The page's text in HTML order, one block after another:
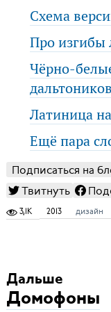
Схема
Про изгибы
Чёрно-
дальтоников
Латиница
Ещё пара
Подписаться на
Твитнуть
3,1K 2013 дизайн
Дальше
Домофоны